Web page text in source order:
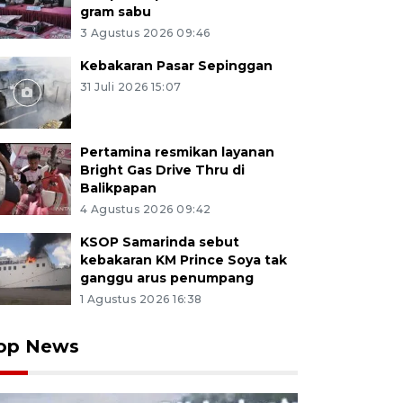
gram sabu
3 Agustus 2026 09:46
Kebakaran Pasar Sepinggan
31 Juli 2026 15:07
Pertamina resmikan layanan
Bright Gas Drive Thru di
Balikpapan
4 Agustus 2026 09:42
KSOP Samarinda sebut
kebakaran KM Prince Soya tak
ganggu arus penumpang
1 Agustus 2026 16:38
News